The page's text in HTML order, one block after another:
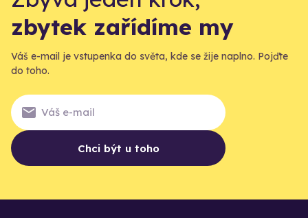
zbytek zařídíme my
Váš e-mail je vstupenka do světa, kde se žije naplno. Pojďte
do toho.
Chci být u toho